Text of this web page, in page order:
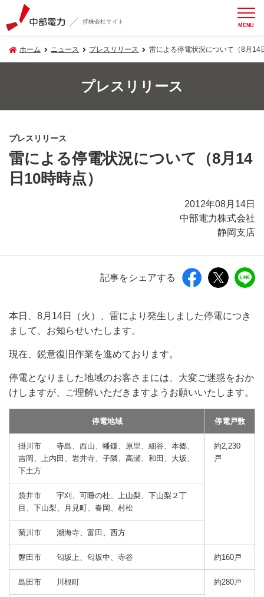
持株会社サイト MENU
ホーム ニュース プレスリリース 雷による停電状況について（8月14
プレスリリース
プレスリリース
雷による停電状況について（8月14
日10時時点）
2012年08月14日
中部電力株式会社
静岡支店
記事をシェアする
本日、8月14日（火）、雷により発生しました停電につき
まして、お知らせいたします。
現在、鋭意復旧作業を進めております。
停電となりました地域のお客さまには、大変ご迷惑をおか
けしますが、ご理解いただきますようお願いいたします。
停電地域 停電戸数
掛川市 寺島、西山、幡鎌、原里、細谷、本郷、
吉岡、上内田、岩井寺、子隣、高瀬、和田、大坂、
下土方
約2,230
戸
袋井市 宇刈、可睡の杜、上山梨、下山梨２丁
目、下山梨、月見町、春岡、村松
菊川市 潮海寺、富田、西方
磐田市 匂坂上、匂坂中、寺谷 約160戸
島田市 川根町 約280戸